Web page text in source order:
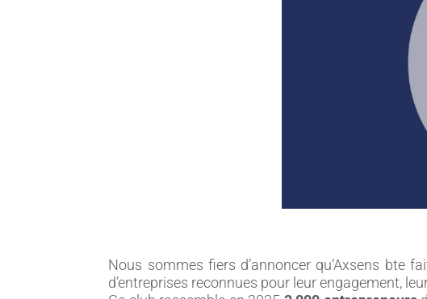
Nous sommes fiers d’annoncer qu’Axsens bte
d’entreprises reconnues pour leur engagement,